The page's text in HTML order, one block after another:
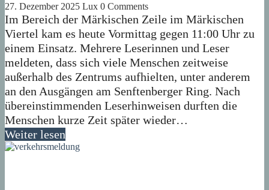
27. Dezember 2025 Lux 0 Comments
Im Bereich der Märkischen Zeile im Märkischen
Viertel kam es heute Vormittag gegen 11:00 Uhr zu
einem Einsatz. Mehrere Leserinnen und Leser
meldeten, dass sich viele Menschen zeitweise
außerhalb des Zentrums aufhielten, unter anderem
an den Ausgängen am Senftenberger Ring. Nach
übereinstimmenden Leserhinweisen durften die
Menschen kurze Zeit später wieder…
Weiter lesen